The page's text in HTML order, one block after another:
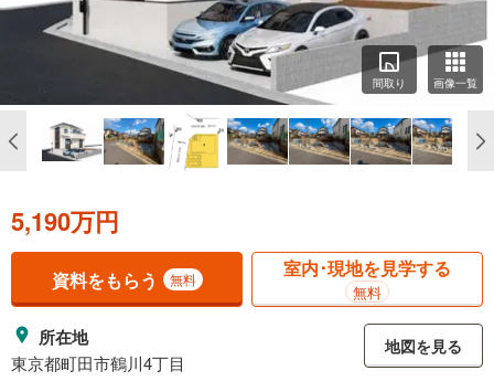
間取り 画像一覧
5,190万円
資料をもらう 無料 室内･現地を見学する
無料
所在地
東京都町田市鶴川4丁目
地図を見る